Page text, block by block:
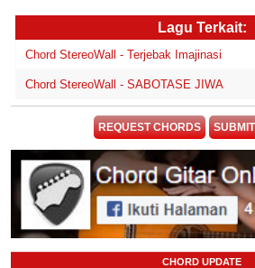
Lagu Terkait:
Chord StereoWall - Terjebak Imajinasi
Chord StereoWall - SABOTASE JIWA
REQUEST CHORDS
CHORD UPDATE